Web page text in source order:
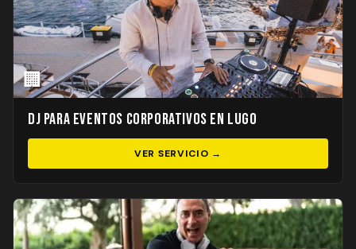
🏢
DJ para Eventos Corporativos en Lugo
VER SERVICIO →